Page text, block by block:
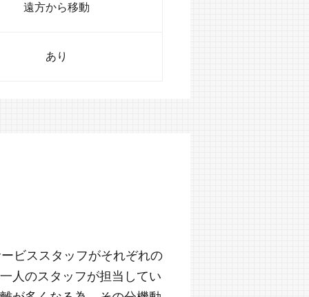
遠方から移動
あり
ビススタッフがそれぞれの
人のスタッフが担当してい